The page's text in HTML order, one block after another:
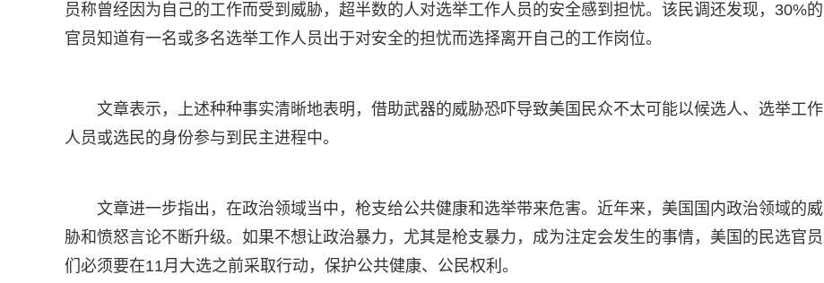
员称曾经因为自己的工作而受到威胁，超半数的人对选举工作人员的安全感到担忧。该民调还发现，30%的
官员知道有一名或多名选举工作人员出于对安全的担忧而选择离开自己的工作岗位。
文章表示，上述种种事实清晰地表明，借助武器的威胁恐吓导致美国民众不太可能以候选人、选举工作
人员或选民的身份参与到民主进程中。
文章进一步指出，在政治领域当中，枪支给公共健康和选举带来危害。近年来，美国国内政治领域的威
胁和愤怒言论不断升级。如果不想让政治暴力，尤其是枪支暴力，成为注定会发生的事情，美国的民选官员
们必须要在11月大选之前采取行动，保护公共健康、公民权利。